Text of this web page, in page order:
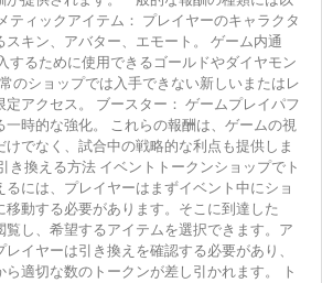
ティックアイテム： プレイヤーのキャラクタ
スキン、アバター、エモート。 ゲーム内通
するために使用できるゴールドやダイヤモン
のショップでは入手できない新しいまたはレ
定アクセス。 ブースター： ゲームプレイパフ
一時的な強化。 これらの報酬は、ゲームの視
でなく、試合中の戦略的な利点も提供しま
き換える方法 イベントトークンショップでト
るには、プレイヤーはまずイベント中にショ
移動する必要があります。そこに到達した
覧し、希望するアイテムを選択できます。ア
イヤーは引き換えを確認する必要があり、
適切な数のトークンが差し引かれます。 ト